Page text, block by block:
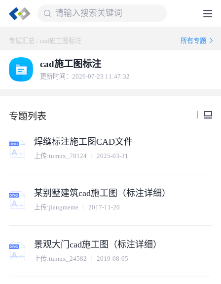
专题汇总 / cad施工图标注 所有专题
cad施工图标注
更新时间：2026-07-23 11:47:32
专题列表
焊缝标注施工图CAD文件
上传:tumux_78124 2025-03-31
某别墅建筑cad施工图（标注详细）
上传:jiangmeme 2017-11-20
景观大门cad施工图（标注详细）
上传:tumux_24582 2019-08-05